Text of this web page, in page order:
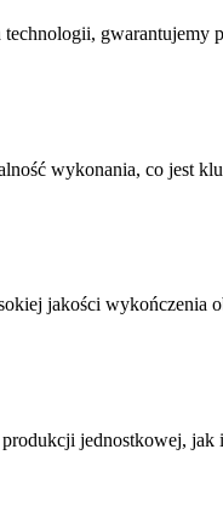
gwarantujemy
wykonania, co jest
jakości wykończenia
jednostkowej,